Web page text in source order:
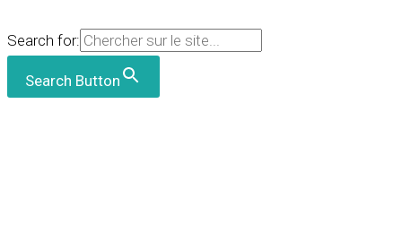
Search for:
Search Button